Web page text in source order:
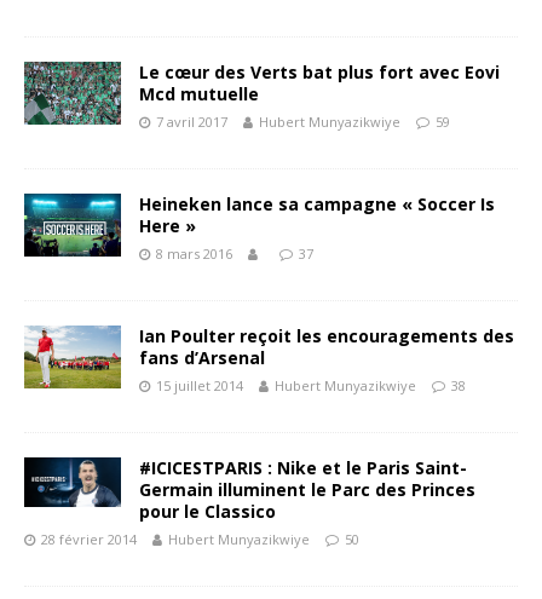
Le cœur des Verts bat plus fort avec Eovi
Mcd mutuelle
7 avril 2017 Hubert Munyazikwiye 59
Heineken lance sa campagne « Soccer Is
Here »
8 mars 2016 37
Ian Poulter reçoit les encouragements des
fans d’Arsenal
15 juillet 2014 Hubert Munyazikwiye 38
#ICICESTPARIS : Nike et le Paris Saint-
Germain illuminent le Parc des Princes
pour le Classico
28 février 2014 Hubert Munyazikwiye 50